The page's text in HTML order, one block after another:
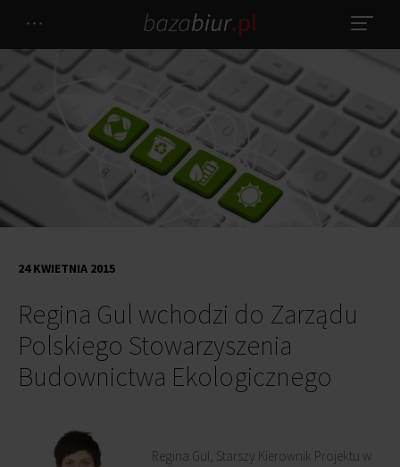
Regina Gul wchodzi do Zarządu
Polskiego Stowarzyszenia
Budownictwa Ekologicznego
24 KWIETNIA 2015
Regina Gul, Starszy Kierownik Projektu w